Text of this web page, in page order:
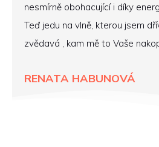
nesmírně obohacující i díky
Teď jedu na vlně, kterou jsem
zvědavá , kam mě to Vaše
RENATA HABUNOVÁ